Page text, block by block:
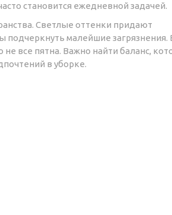
становится ежедневной задачей.
Светлые оттенки придают
малейшие загрязнения.
все пятна. Важно найти баланс,
в уборке.